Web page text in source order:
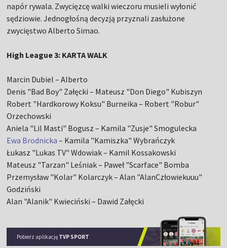
napór rywala. Zwycięzcę walki wieczoru musieli wyłonić
sędziowie. Jednogłośną decyzją przyznali zasłużone
zwycięstwo Alberto Simao.
High League 3: KARTA WALK
Marcin Dubiel – Alberto
Denis "Bad Boy" Załęcki – Mateusz "Don Diego" Kubiszyn
Robert "Hardkorowy Koksu" Burneika – Robert "Robur"
Orzechowski
Aniela "Lil Masti" Bogusz – Kamila "Zusje" Smogulecka
Ewa Brodnicka – Kamila "Kamiszka" Wybrańczyk
Łukasz "Lukas TV" Wdowiak – Kamil Kossakowski
Mateusz "Tarzan" Leśniak – Paweł "Scarface" Bomba
Przemysław "Kolar" Kolarczyk – Alan "AlanCzłowiekuuu"
Godziński
Alan "Alanik" Kwieciński – Dawid Załęcki
Pobierz aplikację TVP SPORT